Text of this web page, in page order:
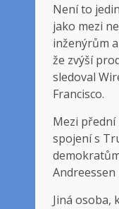
Není to
jako mezi
inženýrům
že zvýší
sledoval
Francisco.
Mezi
spojení s
Jiná osoba,